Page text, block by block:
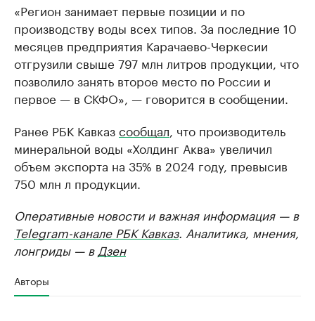
«Регион занимает первые позиции и по
производству воды всех типов. За последние 10
месяцев предприятия Карачаево-Черкесии
отгрузили свыше 797 млн литров продукции, что
позволило занять второе место по России и
первое — в СКФО», — говорится в сообщении.
Ранее РБК Кавказсообщал , что производитель
минеральной воды «Холдинг Аква» увеличил
объем экспорта на 35% в 2024 году, превысив
750 млн л продукции.
Оперативные новости и важная информация — в
Telegram-канале РБК Кавказ. Аналитика, мнения,
лонгриды — в Дзен
Авторы